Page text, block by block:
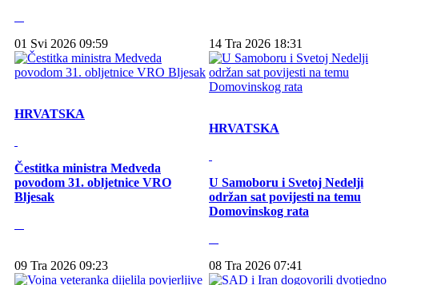
01 Svi 2026 09:59
HRVATSKA
Čestitka ministra Medveda
povodom 31. obljetnice VRO
Bljesak
14 Tra 2026 18:31
HRVATSKA
U Samoboru i Svetoj Nedelji
održan sat povijesti na temu
Domovinskog rata
09 Tra 2026 09:23 08 Tra 2026 07:41